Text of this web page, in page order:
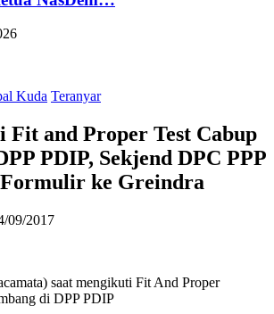
Kuda Teranyar
and Proper Test Cabup
PDIP, Sekjend DPC PPP
ke Greindra
09/2017
saat mengikuti Fit And Proper
di DPP PDIP